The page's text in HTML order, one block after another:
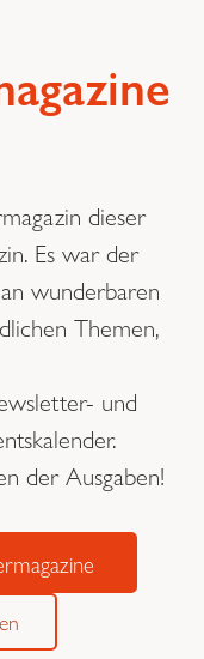
dieser
Es war der
wunderbaren
Themen,
und
der Ausgaben!